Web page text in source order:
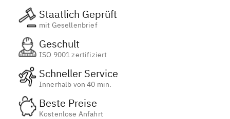
Staatlich Geprüft
mit Gesellenbrief
Geschult
ISO 9001 zertifiziert
Schneller Service
Innerhalb von 40 min.
Beste Preise
Kostenlose Anfahrt